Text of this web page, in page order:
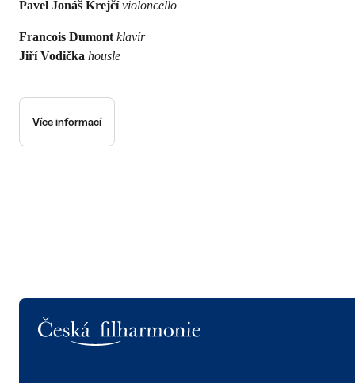
Pavel Jonáš Krejčívioloncello
Francois Dumont klavír
Jiří Vodička housle
Více informací